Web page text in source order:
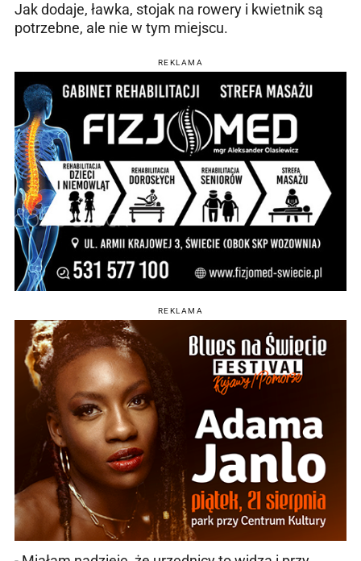
Jak dodaje, ławka, stojak na rowery i kwietnik są
potrzebne, ale nie w tym miejscu.
REKLAMA
REKLAMA